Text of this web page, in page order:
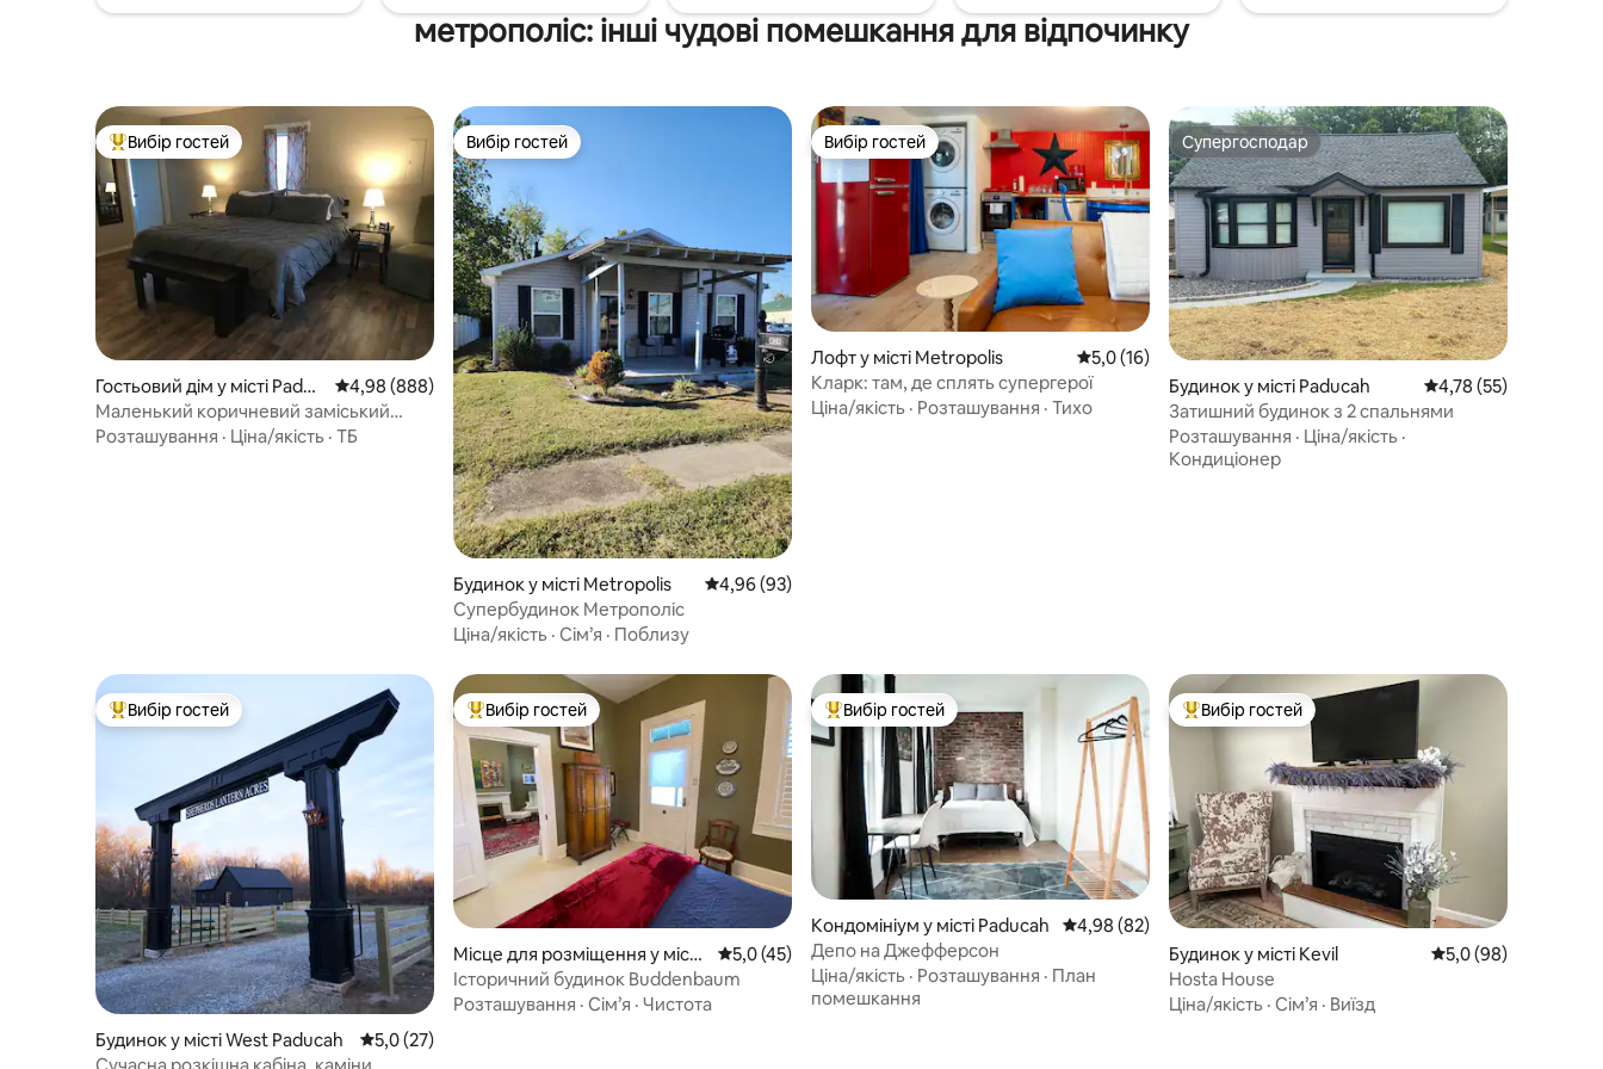
метрополіс: інші чудові помешкання для відпочинку
Топ вибір гостей
Вибір гостей
Гостьовий дім у місті Paduc
ah
Середня оцінка: 4,98 з 5, відгуки: 888
4,98 (888)
Маленький коричневий заміський
будинок
Розташування · Ціна/якість · ТБ
Вибір гостей
Вибір гостей
Будинок у місті Metropolis Середня оцінка: 4,96 з 5, відгуки: 93
4,96 (93)
Супербудинок Метрополіс
Ціна/якість · Сім’я · Поблизу
Вибір гостей
Вибір гостей
Лофт у місті Metropolis Середня оцінка: 5,0 з 5, відгуки: 16
5,0 (16)
Кларк: там, де сплять супергерої
Ціна/якість · Розташування · Тихо
Супергосподар
Супергосподар
Будинок у місті Paducah Середня оцінка: 4,78
4,78 (55)
Затишний будинок з 2 спальнями
Розташування · Ціна/якість ·
Кондиціонер
Топ вибір гостей
Вибір гостей
Будинок у місті West Paducah Середня оцінка: 5,0 з 5, відгуки: 27
5,0 (27)
Топ вибір гостей
Вибір гостей
Місце для розміщення у місті
Paducah
Середня оцінка: 5,0 з 5, відгуки: 45
5,0 (45)
Історичний будинок Buddenbaum
Розташування · Сім’я · Чистота
Топ вибір гостей
Вибір гостей
Кондомініум у місті Paducah Середня оцінка: 4,98 з 5, відгуки: 82
4,98 (82)
Депо на Джефферсон
Ціна/якість · Розташування · План
помешкання
Топ вибір гостей
Вибір гостей
Будинок у місті Kevil Середня оцінка: 5,0
5,0 (98)
Hosta House
Ціна/якість · Сім’я · Виїзд